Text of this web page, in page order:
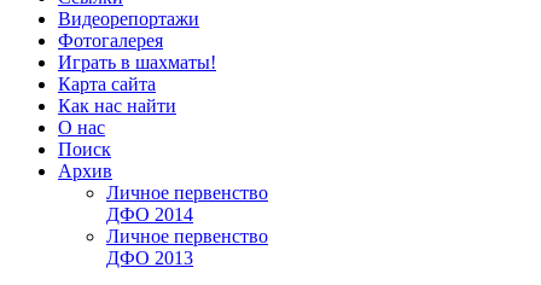
Видеорепортажи
Фотогалерея
Играть в шахматы!
Карта сайта
Как нас найти
О нас
Поиск
Архив
Личное первенство
ДФО 2014
Личное первенство
ДФО 2013